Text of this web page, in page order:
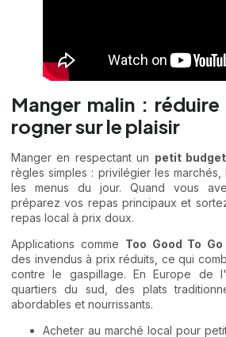
Manger malin : réduire
rogner sur le plaisir
Manger en respectant un petit budget
règles simples : privilégier les
les menus du jour. Quand vous
préparez vos repas principaux et
repas local à prix doux.
Applications comme Too Good To Go
des invendus à prix réduits, ce qui
contre le gaspillage. En Europe de
quartiers du sud, des plats
abordables et nourrissants.
Acheter au marché local pour